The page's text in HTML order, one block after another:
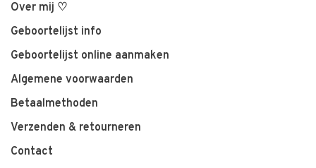
Over mij ♡
Geboortelijst info
Geboortelijst online aanmaken
Algemene voorwaarden
Betaalmethoden
Verzenden & retourneren
Contact